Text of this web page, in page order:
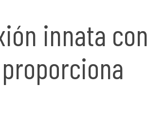
innata con